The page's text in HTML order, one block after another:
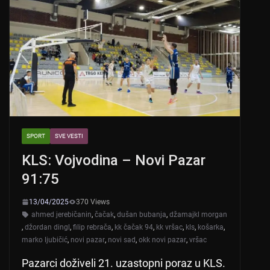
SPORT SVE VESTI
KLS: Vojvodina – Novi Pazar
91:75
13/04/2025
370 Views
ahmed jerebičanin, čačak, dušan bubanja, džamajkl morgan
, džordan dingl, filip rebrača, kk čačak 94, kk vršac, kls, košarka,
marko ljubičić, novi pazar, novi sad, okk novi pazar, vršac
Pazarci doživeli 21. uzastopni poraz u KLS.